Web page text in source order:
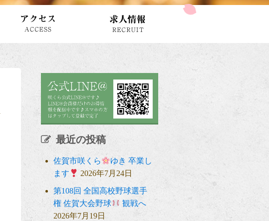
最近の投稿
佐賀市咲くら
ゆき 卒業し
ます
2026年7月24日
第108回 全国高校野球選手
権 佐賀大会野球
観戦へ
2026年7月19日